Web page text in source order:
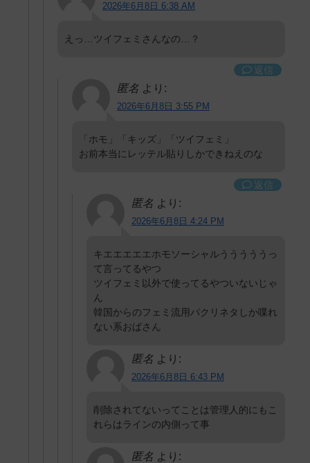
2026年6月8日 6:38 AM
えっ…ツイフェミさんなの…？
返信
匿名 より:
2026年6月8日 3:55 PM
「ホモ」「キッズ」「ツイフェミ」
お前本当にレッテル貼りしかできねえのな
返信
匿名 より:
2026年6月8日 4:24 PM
キエエエエエホモソーシャルうううううっ
て言ってるやつ
ツイフェミ以外で使ってるやついないじゃ
ん
韓国からのフェミ流用パクリネタしか喋れ
ない系おばさん
匿名 より:
2026年6月8日 6:43 PM
削除されてないってことは管理人的にもこ
れらはラインの内側って事
匿名 より: